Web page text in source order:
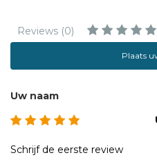
Reviews (0)
Plaats
Uw naam
Schrijf de eerste review